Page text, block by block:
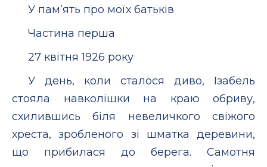
У пам’ять про моїх батьків
Частина перша
27 квітня 1926 року
У день, коли сталося диво, Ізабель
стояла навколішки на краю обриву,
схилившись біля невеличкого свіжого
хреста, зробленого зі шматка деревини,
що прибилася до берега. Самотня